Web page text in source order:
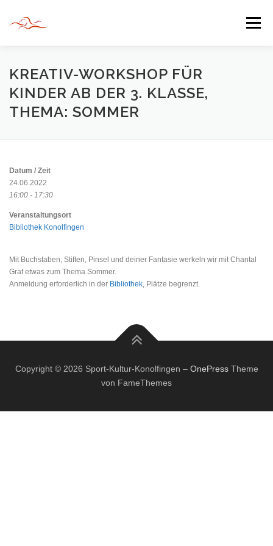
springen
Menü
HERZLICH WILLKOMMEN
JAHR DER BEGEGNUNG 2022
KREATIV-WORKSHOP FÜR
KINDER AB DER 3. KLASSE,
THEMA: SOMMER
Datum / Zeit
24.06.2022
16:00 - 17:30
Veranstaltungsort
Bibliothek Konolfingen
Mit Buchstaben, Stiften, Pinsel und deiner Fantasie werkeln wir mit Chantal
Graf etwas zum Thema Sommer.
Anmeldung erforderlich in der Bibliothek, Plätze begrenzt.
Copyright © 2026 Sport-Kultur-Konolfingen – OnePressTheme
von FameThemes